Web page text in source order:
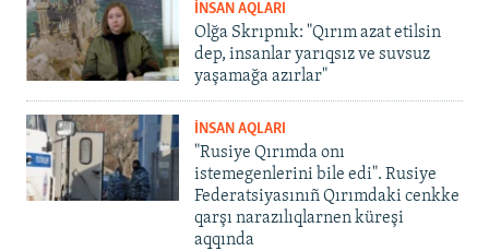
İNSAN AQLARI
Olğa Skrıpnık: "Qırım azat etilsin
dep, insanlar yarıqsız ve suvsuz
yaşamağa azırlar"
İNSAN AQLARI
"Rusiye Qırımda onı
istemegenlerini bile edi". Rusiye
Federatsiyasınıñ Qırımdaki cenkke
qarşı narazılıqlarnen küreşi
aqqında